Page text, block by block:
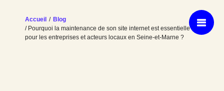
Accueil / Blog
/ Pourquoi la maintenance de son site internet est essentielle
pour les entreprises et acteurs locaux en Seine-et-Marne ?